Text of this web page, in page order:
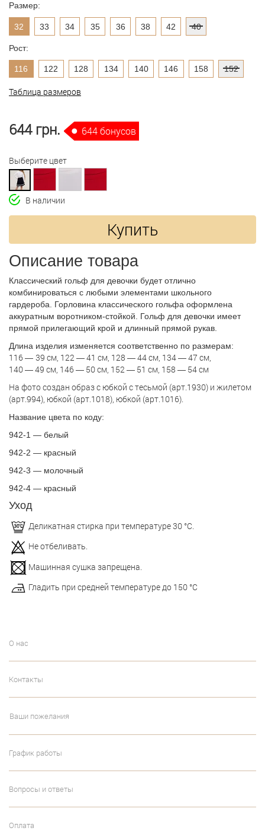
Размер:
32 33 34 35 36 38 42 40
Рост:
116 122 128 134 140 146 158 152
Таблица размеров
644 грн. 644 бонусов
Выберите цвет
В наличии
Купить
Описание товара
Классический гольф для девочки будет отлично
комбинироваться с любыми элементами школьного
гардероба. Горловина классического гольфа оформлена
аккуратным воротником-стойкой. Гольф для девочки имеет
прямой прилегающий крой и длинный прямой рукав.
Длина изделия изменяется соответственно по размерам:
116— 39 см, 122 —41 см, 128 —44 см, 134—47 см,
140—49 см, 146— 50 см, 152 — 51 см, 158 — 54 см
На фото создан образ с юбкой с тесьмой (арт.1930) и жилетом
(арт.994), юбкой (арт.1018), юбкой (арт.1016).
Название цвета по коду:
942-1 — белый
942-2 — красный
942-3 — молочный
942-4 — красный
Уход
Деликатная стирка при температуре 30 °С.
Не отбеливать.
Машинная сушка запрещена.
Гладить при средней температуре до 150 °С
О нас
Контакты
Ваши пожелания
График работы
Вопросы и ответы
Оплата